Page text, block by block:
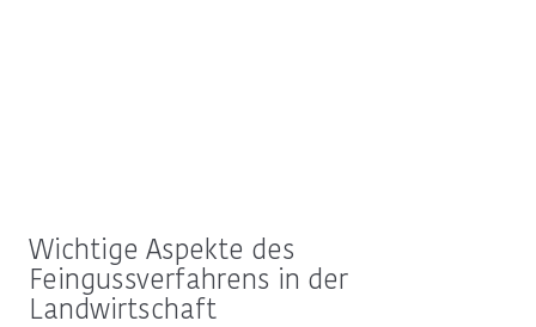
Wichtige Aspekte des
Feingussverfahrens in der
Landwirtschaft